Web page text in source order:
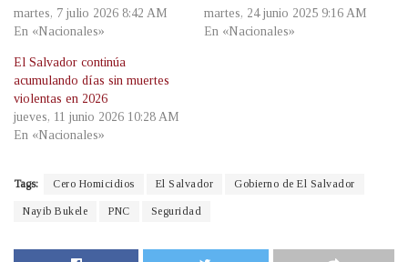
martes, 7 julio 2026 8:42 AM
En «Nacionales»
martes, 24 junio 2025 9:16 AM
En «Nacionales»
El Salvador continúa
acumulando días sin muertes
violentas en 2026
jueves, 11 junio 2026 10:28 AM
En «Nacionales»
Tags: Cero Homicidios El Salvador Gobierno de El Salvador
Nayib Bukele PNC Seguridad